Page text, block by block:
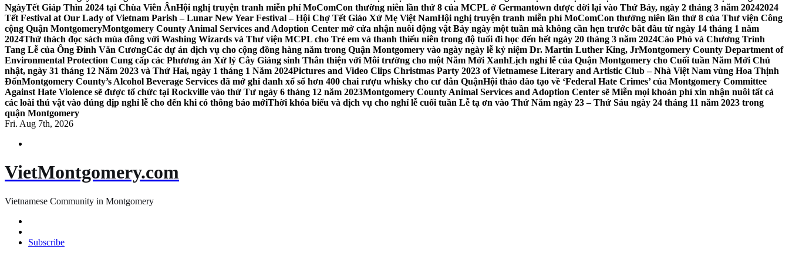
NgàyTết Giáp Thìn 2024 tại Chùa Viên ÂnHội nghị truyện tranh miễn phí MoComCon thường niên lần thứ 8 của MCPL ở Germantown được dời lại vào Thứ Bảy, ngày 2 tháng 3 năm 20242024
Tết Festival at Our Lady of Vietnam Parish – Lunar New Year Festival – Hội Chợ Tết Giáo Xứ Mẹ Việt NamHội nghị truyện tranh miễn phí MoComCon thường niên lần thứ 8 của Thư viện Công
cộng Quận MontgomeryMontgomery County Animal Services and Adoption Center mở cửa nhận nuôi động vật Bảy ngày một tuần mà không cần hẹn trước bắt đầu từ ngày 14 tháng 1 năm
2024Thử thách đọc sách mùa đông với Washing Wizards và Thư viện MCPL cho Trẻ em và thanh thiếu niên trong độ tuổi đi học đến hết ngày 20 tháng 3 năm 2024Cáo Phó và Chương Trình
Tang Lễ của Ông Đinh Văn CươngCác dự án dịch vụ cho cộng đồng hàng năm trong Quận Montgomery vào ngày ngày lễ kỷ niệm Dr. Martin Luther King, JrMontgomery County Department of
Environmental Protection Cung cấp các Phương án Xử lý Cây Giáng sinh Thân thiện với Môi trường cho một Năm Mới XanhLịch nghỉ lễ của Quận Montgomery cho Cuối tuần Năm Mới Chủ
nhật, ngày 31 tháng 12 Năm 2023 và Thứ Hai, ngày 1 tháng 1 Năm 2024Pictures and Video Clips Christmas Party 2023 of Vietnamese Literary and Artistic Club – Nhà Việt Nam vùng Hoa Thịnh
ĐốnMontgomery County’s Alcohol Beverage Services đã mở ghi danh xổ số hơn 400 chai rượu whisky cho cư dân QuậnHội thảo đào tạo về ‘Federal Hate Crimes’ của Montgomery Committee
Against Hate Violence sẽ được tổ chức tại Rockville vào thứ Tư ngày 6 tháng 12 năm 2023Montgomery County Animal Services and Adoption Center sẽ Miễn mọi khoản phí xin nhận nuôi tất cả
các loài thú vật vào đúng dịp nghỉ lễ cho đến khi có thông báo mớiThời khóa biểu và dịch vụ cho nghỉ lễ cuối tuần Lễ tạ ơn vào Thứ Năm ngày 23 – Thứ Sáu ngày 24 tháng 11 năm 2023 trong
quận Montgomery
Fri. Aug 7th, 2026
VietMontgomery.com
Vietnamese Community in Montgomery
Subscribe